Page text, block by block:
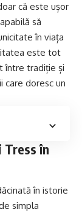
că este ușor
să
în viața
este tot
între tradiție și
care doresc un
Tress în
în istorie
simpla